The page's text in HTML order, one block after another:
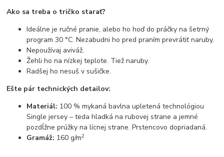
Ako sa treba o tričko starať?
Ideálne je ručné pranie, alebo ho hoď do práčky na šetrný
program 30 °C. Nezabudni ho pred praním prevrátiť naruby.
Nepoužívaj aviváž.
Žehli ho na nízkej teplote. Tiež naruby.
Radšej ho nesuš v sušičke.
Ešte pár technických detailov:
Materiál: 100 % mykaná bavlna upletená technológiou
Single jersey – teda hladká na rubovej strane a jemné
pozdĺžne prúžky na lícnej strane. Prstencovo dopriadaná.
Gramáž: 160 g/m2